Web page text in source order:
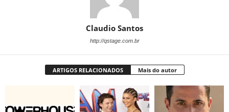
Claudio Santos
http://qstage.com.br
ARTIGOS RELACIONADOS Mais do autor